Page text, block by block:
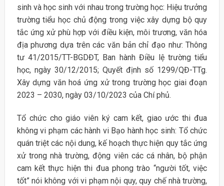
sinh và học sinh với nhau trong trường học: Hiệu trưởng
trường tiểu học chủ động trong việc xây dựng bộ quy
tắc ứng xử phù hợp với điều kiện, môi trương, văn hóa
địa phương dựa trên các văn bản chỉ đạo như: Thông
tư 41/2015/TT-BGDĐT, Ban hành Điều lệ trường tiểu
học, ngày 30/12/2015; Quyết định số 1299/QĐ-TTg.
Xây dựng văn hoá ứng xử trong trường học giai đoạn
2023 – 2030, ngày 03/10/2023 của Chí phủ.
Tổ chức cho giáo viên ký cam kết, giao ước thi đua
không vi phạm các hành vi Bạo hành học sinh: Tổ chức
quán triệt các nội dung, kế hoạch thực hiện quy tắc ứng
xử trong nhà trường, động viên các cá nhân, bộ phận
cam kết thực hiện thi đua phong trào “người tốt, việc
tốt” nói không với vi phạm nội quy, quy chế nhà trường,